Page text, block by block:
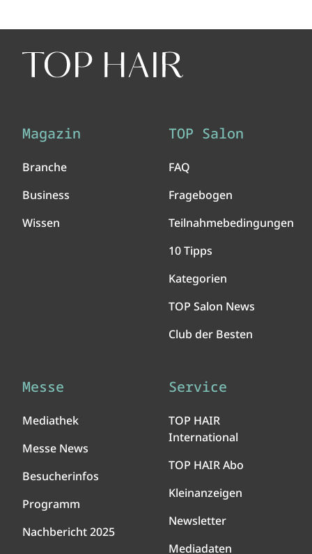
Magazin
Branche
Business
Wissen
TOP Salon
FAQ
Fragebogen
Teilnahmebedingungen
10 Tipps
Kategorien
TOP Salon News
Club der Besten
Messe
Mediathek
Messe News
Besucherinfos
Programm
Nachbericht 2025
Service
TOP HAIR
International
TOP HAIR Abo
Kleinanzeigen
Newsletter
Mediadaten